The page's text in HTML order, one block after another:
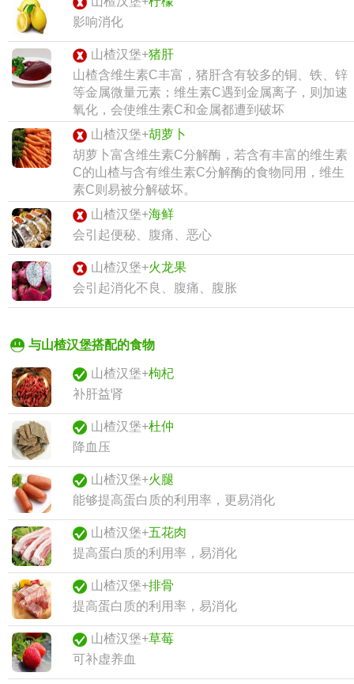
影响消化
山楂汉堡+猪肝
山楂含维生素C丰富，猪肝含有较多的铜、铁、锌
等金属微量元素；维生素C遇到金属离子，则加速
氧化，会使维生素C和金属都遭到破坏
山楂汉堡+胡萝卜
胡萝卜富含维生素C分解酶，若含有丰富的维生素
C的山楂与含有维生素C分解酶的食物同用，维生
素C则易被分解破坏。
山楂汉堡+海鲜
会引起便秘、腹痛、恶心
山楂汉堡+火龙果
会引起消化不良、腹痛、腹胀
与山楂汉堡搭配的食物
山楂汉堡+枸杞
补肝益肾
山楂汉堡+杜仲
降血压
山楂汉堡+火腿
能够提高蛋白质的利用率，更易消化
山楂汉堡+五花肉
提高蛋白质的利用率，易消化
山楂汉堡+排骨
提高蛋白质的利用率，易消化
山楂汉堡+草莓
可补虚养血